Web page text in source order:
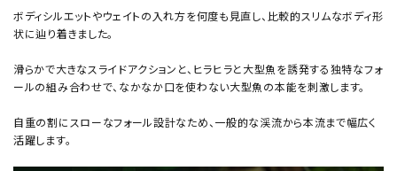
ボディシルエットやウェイトの入れ方を何度も見直し、比較的スリムなボディ形
状に辿り着きました。
滑らかで大きなスライドアクションと、ヒラヒラと大型魚を誘発する独特なフォ
ールの組み合わせで、なかなか口を使わない大型魚の本能を刺激します。
自重の割にスローなフォール設計なため、一般的な渓流から本流まで幅広く
活躍します。